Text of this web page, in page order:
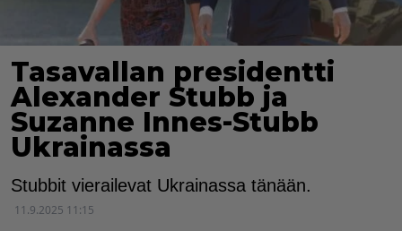
Tasavallan presidentti
Alexander Stubb ja
Suzanne Innes-Stubb
Ukrainassa
Stubbit vierailevat Ukrainassa tänään.
11.9.2025 11:15